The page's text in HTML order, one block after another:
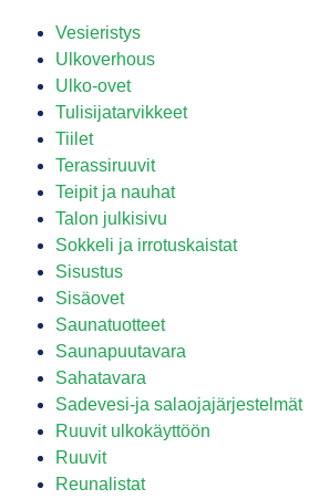
Vesieristys
Ulkoverhous
Ulko-ovet
Tulisijatarvikkeet
Tiilet
Terassiruuvit
Teipit ja nauhat
Talon julkisivu
Sokkeli ja irrotuskaistat
Sisustus
Sisäovet
Saunatuotteet
Saunapuutavara
Sahatavara
Sadevesi-ja salaojajärjestelmät
Ruuvit ulkokäyttöön
Ruuvit
Reunalistat